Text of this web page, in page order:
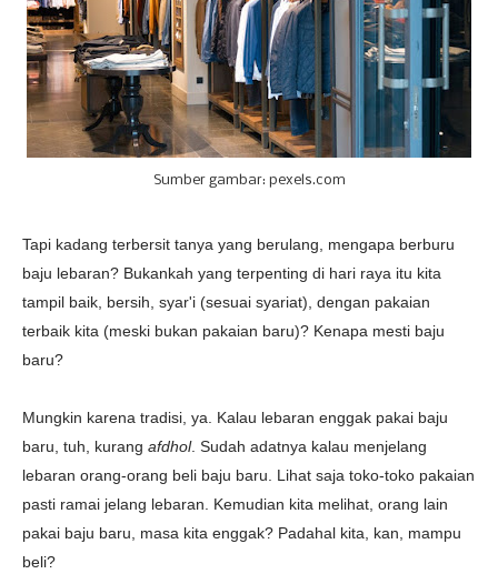
Sumber gambar: pexels.com
Tapi kadang terbersit tanya yang berulang, mengapa berburu
baju lebaran? Bukankah yang terpenting di hari raya itu kita
tampil baik, bersih, syar'i (sesuai syariat), dengan pakaian
terbaik kita (meski bukan pakaian baru)? Kenapa mesti baju
baru?
Mungkin karena tradisi, ya. Kalau lebaran enggak pakai baju
baru, tuh, kurang afdhol. Sudah adatnya kalau menjelang
lebaran orang-orang beli baju baru. Lihat saja toko-toko pakaian
pasti ramai jelang lebaran. Kemudian kita melihat, orang lain
pakai baju baru, masa kita enggak? Padahal kita, kan, mampu
beli?